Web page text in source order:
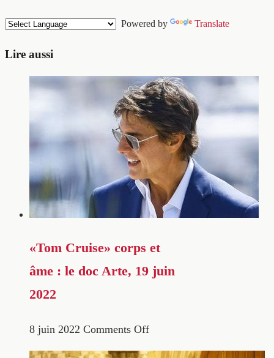
Powered by Translate
Lire aussi
«Tom Cruise» corps et
âme : le doc Arte, 19 juin
2022
8 juin 2022 Comments Off